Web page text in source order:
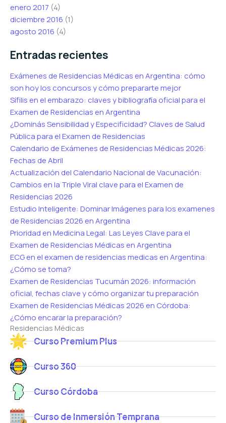
enero 2017 (4)
diciembre 2016 (1)
agosto 2016 (4)
Entradas recientes
Exámenes de Residencias Médicas en Argentina: cómo
son hoy los concursos y cómo prepararte mejor
Sífilis en el embarazo: claves y bibliografía oficial para el
Examen de Residencias en Argentina
¿Dominás Sensibilidad y Especificidad? Claves de Salud
Pública para el Examen de Residencias
Calendario de Exámenes de Residencias Médicas 2026:
Fechas de Abril
Actualización del Calendario Nacional de Vacunación:
Cambios en la Triple Viral clave para el Examen de
Residencias 2026
Estudio Inteligente: Dominar Imágenes para los examenes
de Residencias 2026 en Argentina
Prioridad en Medicina Legal: Las Leyes Clave para el
Examen de Residencias Médicas en Argentina
ECG en el examen de residencias medicas en Argentina:
¿Cómo se toma?
Examen de Residencias Tucumán 2026: información
oficial, fechas clave y cómo organizar tu preparación
Examen de Residencias Médicas 2026 en Córdoba:
¿Cómo encarar la preparación?
Residencias Médicas
Curso Premium Plus
Curso 360
Curso Córdoba
Curso de Inmersión Temprana